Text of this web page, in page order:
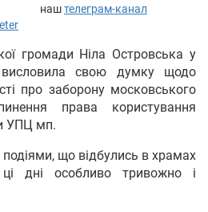
наштелеграм-канал
громади Ніла Островська у
свою думку щодо
про заборону московського
права користування
УПЦ мп.
подіями, що відбулись в храмах
дні особливо тривожно і